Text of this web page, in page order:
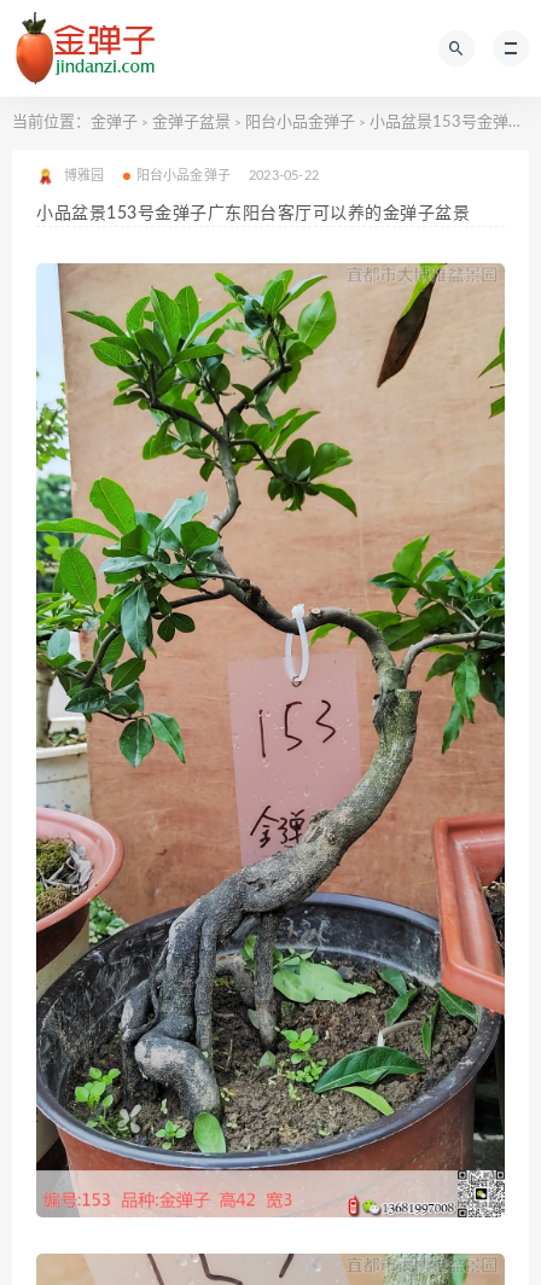
当前位置： 金弹子 > 金弹子盆景 > 阳台小品金弹子 > 小品盆景153号金弹子广东阳台客厅可以养的金弹子盆景
博雅园 阳台小品金弹子 2023-05-22
小品盆景153号金弹子广东阳台客厅可以养的金弹子盆景